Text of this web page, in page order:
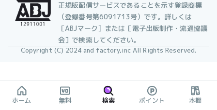
正規版配信サービスであることを示す登録商標
（登録番号第6091713号）です。詳しくは
［ABJマーク］または［電子出版制作・流通協議
会］で検索してください。
Copyright (C) 2024 and factory,inc All Rights Reserved.
ホーム 無料 検索 ポイント 本棚